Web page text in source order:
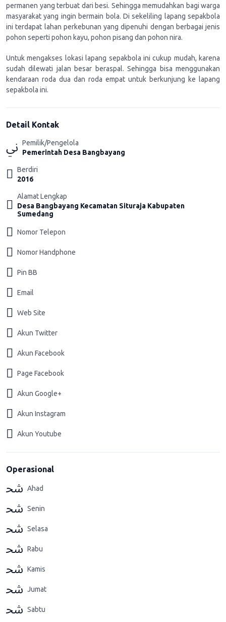
permanen yang terbuat dari besi. Sehingga memudahkan bagi warga
masyarakat yang ingin bermain bola. Di sekeliling lapang sepakbola
ini terdapat lahan perkebunan yang dipenuhi dengan berbagai jenis
pohon seperti pohon kayu, pohon pisang dan pohon nira.
Untuk mengakses lokasi lapang sepakbola ini cukup mudah, karena
sudah dilewati jalan besar beraspal. Sehingga bisa menggunakan
kendaraan roda dua dan roda empat untuk berkunjung ke lapang
sepakbola ini.
Detail Kontak
Pemilik/Pengelola
Pemerintah Desa Bangbayang
Berdiri
2016
Alamat Lengkap
Desa Bangbayang Kecamatan Situraja Kabupaten
Sumedang
Nomor Telepon
Nomor Handphone
Pin BB
Email
Web Site
Akun Twitter
Akun Facebook
Page Facebook
Akun Google+
Akun Instagram
Akun Youtube
Operasional
Ahad
Senin
Selasa
Rabu
Kamis
Jumat
Sabtu